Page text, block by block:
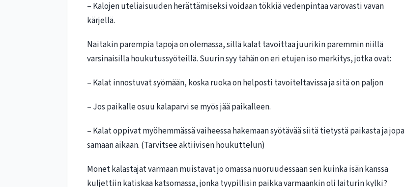
– Kalojen uteliaisuuden herättämiseksi voidaan tökkiä vedenpintaa varovasti vavan
kärjellä.
Näitäkin parempia tapoja on olemassa, sillä kalat tavoittaa juurikin paremmin niillä
varsinaisilla houkutussyöteillä. Suurin syy tähän on eri etujen iso merkitys, jotka ovat:
– Kalat innostuvat syömään, koska ruoka on helposti tavoiteltavissa ja sitä on paljon
– Jos paikalle osuu kalaparvi se myös jää paikalleen.
– Kalat oppivat myöhemmässä vaiheessa hakemaan syötävää siitä tietystä paikasta ja jopa
samaan aikaan. (Tarvitsee aktiivisen houkuttelun)
Monet kalastajat varmaan muistavat jo omassa nuoruudessaan sen kuinka isän kanssa
kuljettiin katiskaa katsomassa, jonka tyypillisin paikka varmaankin oli laiturin kylki?